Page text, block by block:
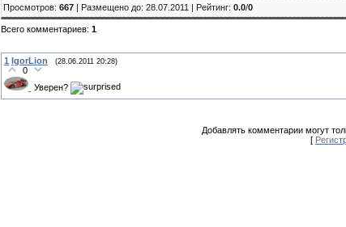
Просмотров: 667 | Размещено до: 28.07.2011 | Рейтинг: 0.0/0
Всего комментариев: 1
1 IgorLion (28.06.2011 20:28)
0
Уверен?
Добавлять комментарии могут
[